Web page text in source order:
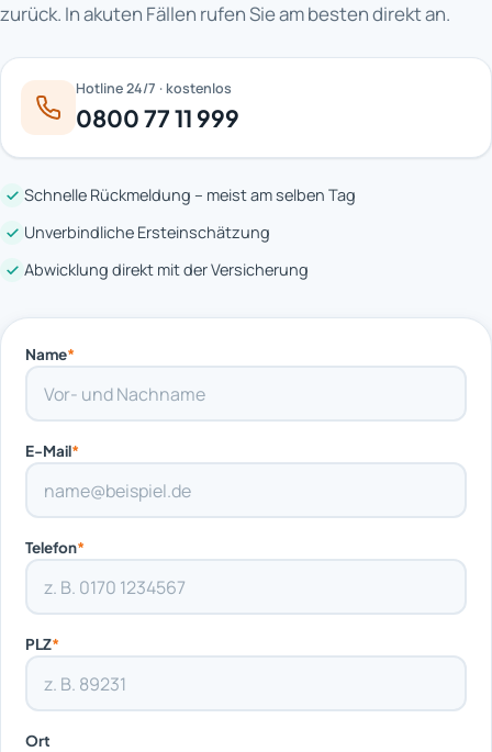
zurück. In akuten Fällen rufen Sie am besten direkt an.
Hotline 24/7 · kostenlos
0800 77 11 999
Schnelle Rückmeldung – meist am selben Tag
Unverbindliche Ersteinschätzung
Abwicklung direkt mit der Versicherung
Name*
E-Mail*
Telefon*
PLZ*
Ort